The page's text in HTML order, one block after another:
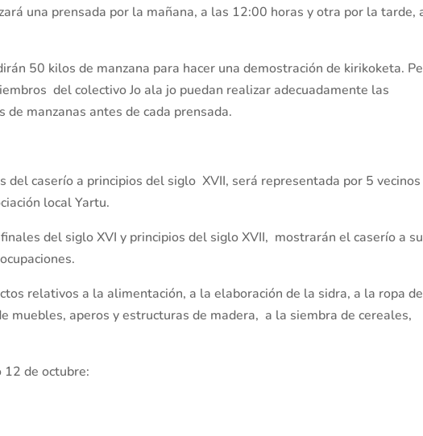
una prensada por la mañana, a las 12:00 horas y otra por la tarde,
50 kilos de manzana para hacer una demostración de kirikoketa.
del colectivo Jo ala jo puedan realizar adecuadamente las
manzanas antes de cada prensada.
caserío a principios del siglo XVII, será representada por 5 vecinos
local Yartu.
del siglo XVI y principios del siglo XVII, mostrarán el caserío a
relativos a la alimentación, a la elaboración de la sidra, a la ropa de
muebles, aperos y estructuras de madera, a la siembra de cereales,
12 de octubre: